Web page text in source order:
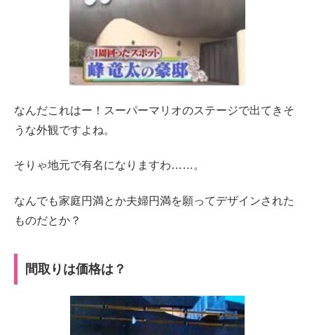
なんだこれはー！スーパーマリオのステージで出てきそ
うな外観ですよね。
そりゃ地元で有名になりますわ……。
なんでも家庭円満とか夫婦円満を願ってデザインされた
ものだとか？
間取りは価格は？